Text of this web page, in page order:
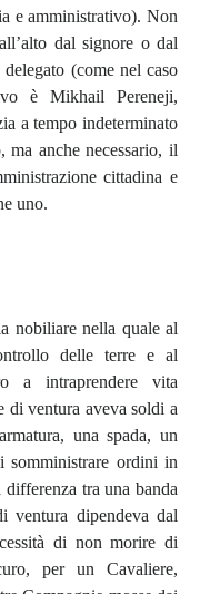
e amministrativo). Non
dal signore o dal
(come nel caso
è Mikhail Pereneji,
a tempo indeterminato
ma anche necessario, il
cittadina e
uno.
nobiliare nella quale al
delle terre e al
a intraprendere vita
di ventura aveva soldi a
una spada, un
ordini in
tra una banda
ventura dipendeva dal
di non morire di
per un Cavaliere,